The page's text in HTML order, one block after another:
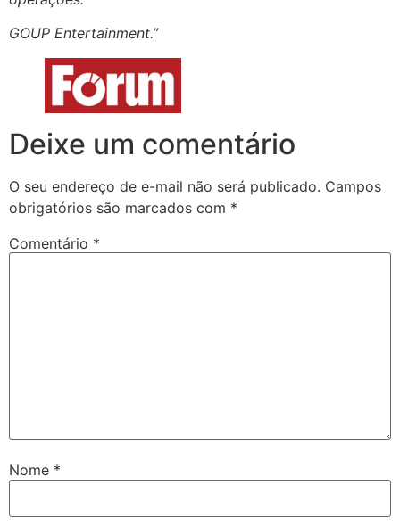
GOUP Entertainment.”
Deixe um comentário
O seu endereço de e-mail não será publicado. Campos
obrigatórios são marcados com *
Comentário *
Nome *